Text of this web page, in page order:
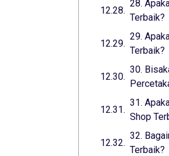
28.
Terbaik?
29.
Terbaik?
30.
31.
Shop
32.
Terbaik?